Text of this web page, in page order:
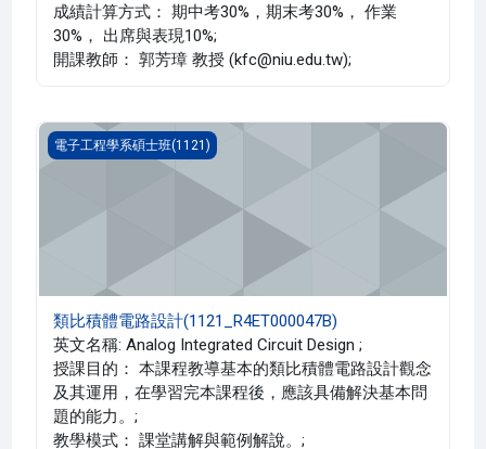
成績計算方式： 期中考30%，期末考30%， 作業
30%， 出席與表現10%;
開課教師： 郭芳璋 教授 (kfc@niu.edu.tw);
類比積體電路設計(1121_R4ET000047B)
電子工程學系碩士班(1121)
類比積體電路設計(1121_R4ET000047B)
英文名稱: Analog Integrated Circuit Design ;
授課目的： 本課程教導基本的類比積體電路設計觀念
及其運用，在學習完本課程後，應該具備解決基本問
題的能力。;
教學模式： 課堂講解與範例解說。;